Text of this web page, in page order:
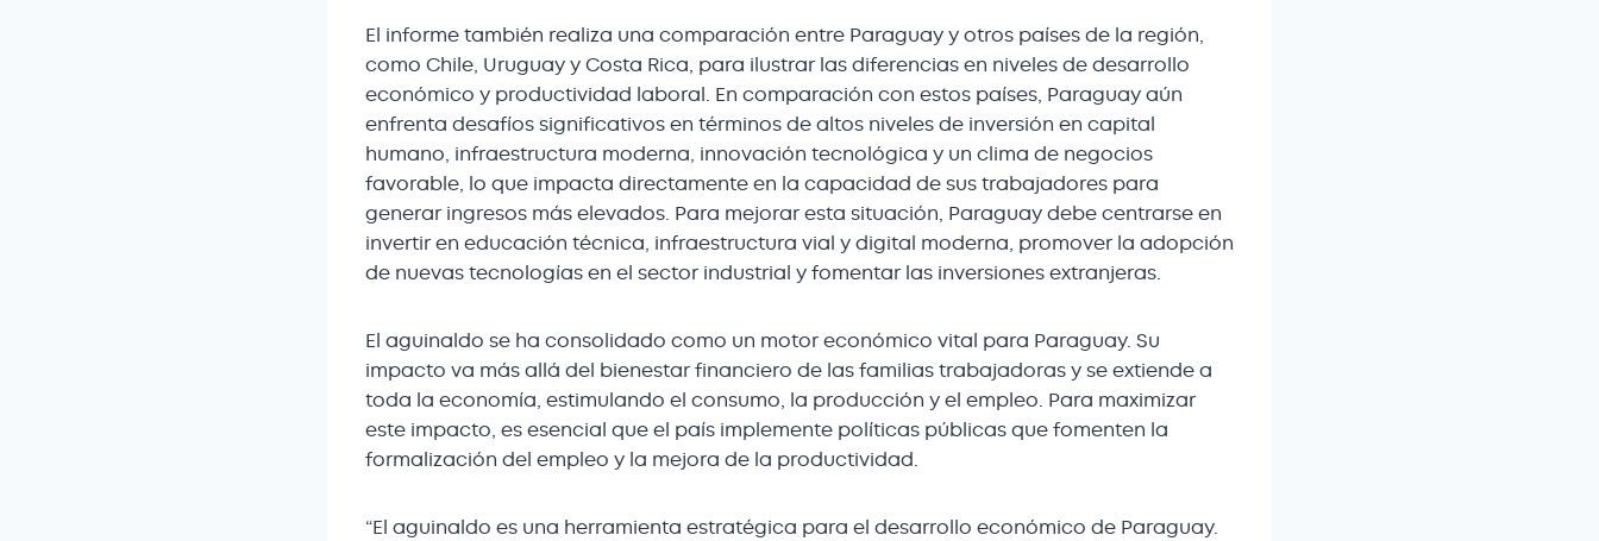
El informe también realiza una comparación entre Paraguay y otros países de la región,
como Chile, Uruguay y Costa Rica, para ilustrar las diferencias en niveles de desarrollo
económico y productividad laboral. En comparación con estos países, Paraguay aún
enfrenta desafíos significativos en términos de altos niveles de inversión en capital
humano, infraestructura moderna, innovación tecnológica y un clima de negocios
favorable, lo que impacta directamente en la capacidad de sus trabajadores para
generar ingresos más elevados. Para mejorar esta situación, Paraguay debe centrarse en
invertir en educación técnica, infraestructura vial y digital moderna, promover la adopción
de nuevas tecnologías en el sector industrial y fomentar las inversiones extranjeras.
El aguinaldo se ha consolidado como un motor económico vital para Paraguay. Su
impacto va más allá del bienestar financiero de las familias trabajadoras y se extiende a
toda la economía, estimulando el consumo, la producción y el empleo. Para maximizar
este impacto, es esencial que el país implemente políticas públicas que fomenten la
formalización del empleo y la mejora de la productividad.
“El aguinaldo es una herramienta estratégica para el desarrollo económico de Paraguay.